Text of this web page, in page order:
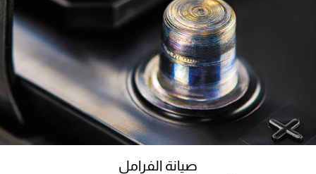
صيانة الفرامل